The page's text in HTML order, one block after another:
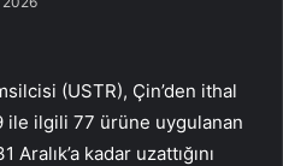
(USTR), Çin’den ithal
ilgili 77 ürüne uygulanan
kadar uzattığını